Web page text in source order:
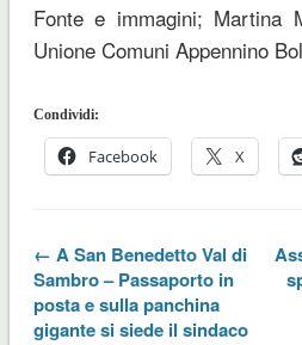
Fonte e immagini; Martina
Unione Comuni Appennino
Condividi:
Facebook X
← A San Benedetto Val di
Sambro – Passaporto in
posta e sulla panchina
gigante si siede il sindaco